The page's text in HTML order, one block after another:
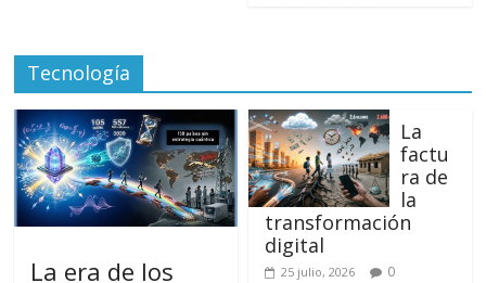
Tecnología
La era de los
La
factu
ra de
la
transformación
digital
25 julio, 2026 0